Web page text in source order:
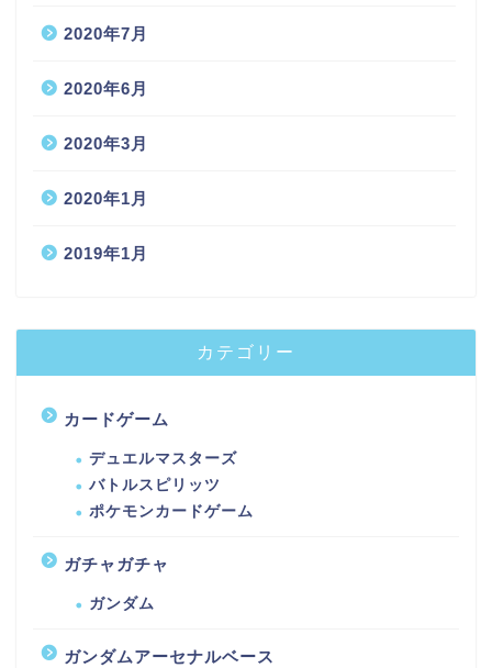
2020年7月
2020年6月
2020年3月
2020年1月
2019年1月
カテゴリー
カードゲーム
デュエルマスターズ
バトルスピリッツ
ポケモンカードゲーム
ガチャガチャ
ガンダム
ガンダムアーセナルベース